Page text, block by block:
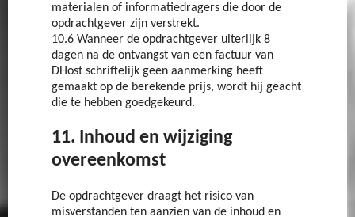
materialen of informatiedragers die door de
opdrachtgever zijn verstrekt.
10.6 Wanneer de opdrachtgever uiterlijk 8
dagen na de ontvangst van een factuur van
DHost schriftelijk geen aanmerking heeft
gemaakt op de berekende prijs, wordt hij geacht
die te hebben goedgekeurd.
11. Inhoud en wijziging
overeenkomst
De opdrachtgever draagt het risico van
misverstanden ten aanzien van de inhoud en